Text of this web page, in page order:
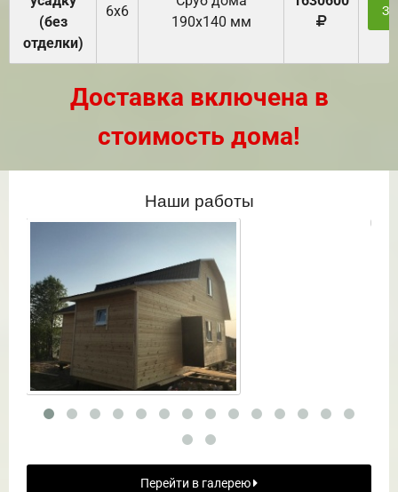
(без
отделки)
6х6
190х140 мм
Доставка включена в
стоимость дома!
Наши работы
Перейти в галерею